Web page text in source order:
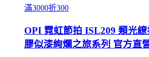
滿3000折300
OPI 霓虹節拍 ISL209 類光
膠似漆絢爛之旅系列 官方直